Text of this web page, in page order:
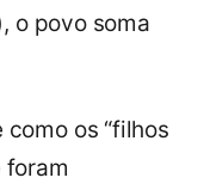
o povo soma
os “filhos
foram